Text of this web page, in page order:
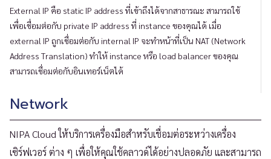
External IP คือ static IP address ที่เข้าถึงได้จากสาธารณะ สามารถใช้
เพื่อเชื่อมต่อกับ private IP address ที่ instance ของคุณได้ เมื่อ
external IP ถูกเชื่อมต่อกับ internal IP จะทำหน้าที่เป็น NAT (Network
Address Translation) ทำให้ instance หรือ load balancer ของคุณ
สามารถเชื่อมต่อกับอินเทอร์เน็ตได้
Network
NIPA Cloud ให้บริการเครื่องมือสำหรับเชื่อมต่อระหว่างเครื่อง
เซิร์ฟเวอร์ ต่าง ๆ เพื่อให้คุณใช้คลาวด์ได้อย่างปลอดภัย และสามารถ